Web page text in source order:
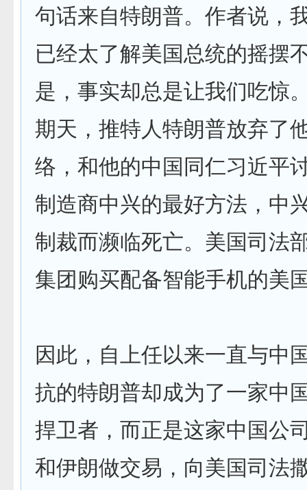
句话来自特朗普。作者说，
已经太了解美国总统的摇摆
是，事实却总是让我们吃惊
期天，推特人特朗普放弃了
络，和他的中国同仁习近平
制造商中兴的最好方法，中
制裁而濒临死亡。美国司法
集团购买配备智能手机的美
因此，自上任以来一直与中
抗的特朗普却成为了一家中
捍卫者，而正是这家中国公
和伊朗做交易，向美国司法